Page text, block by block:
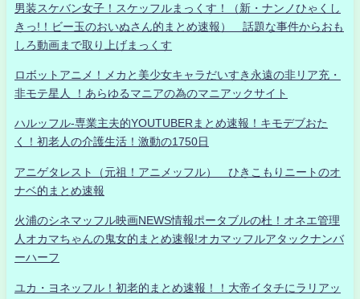
男装スケバン女子！スケッフルまっくす！（新・ナンノひゃくし
きっ!！ビー玉のおいぬさん的まとめ速報） 話題な事件からおも
しろ動画まで取り上げまっくす
ロボットアニメ！メカと美少女キャラだいすき永遠の非リア充・
非モテ星人 ！あらゆるマニアの為のマニアックサイト
ハルッフル-専業主夫的YOUTUBERまとめ速報！キモデブおた
く！初老人の介護生活！激動の1750日
アニゲタレスト（元祖！アニメッフル） ひきこもりニートのオ
ナベ的まとめ速報
火浦のシネマッフル映画NEWS情報ポータブルの杜！オネエ管理
人オカマちゃんの鬼女的まとめ速報!オカマッフルアタックナンバ
ーハーフ
ユカ・ヨネッフル！初老的まとめ速報！！大帝イタチにラリアッ